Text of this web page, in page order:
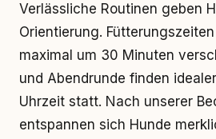
Verlässliche Routinen geben
Orientierung.
maximal um 30 Minuten
und Abendrunde finden
Uhrzeit statt. Nach unserer
entspannen sich Hunde